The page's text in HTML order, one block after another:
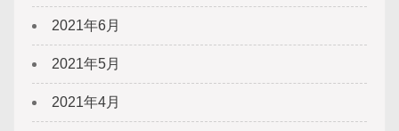
2021年6月
2021年5月
2021年4月